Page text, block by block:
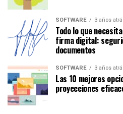
SOFTWARE 3 años
Todo lo que
firma digital:
documentos
SOFTWARE 3 años
Las 10 mejores
proyecciones